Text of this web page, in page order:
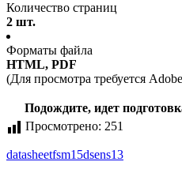
Количество страниц
2 шт.
Форматы файла
HTML, PDF
(Для просмотра требуется
Подождите, идет
Просмотрено: 251
datasheetfsm15dsens13